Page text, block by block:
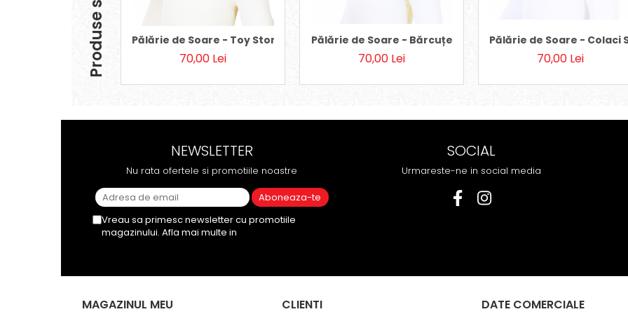
Pălărie de Soare - Toy Story
70,00 Lei
Pălărie de Soare - Bărcuțe
70,00 Lei
Pălărie de Soare - Colaci
70,00 Lei
NEWSLETTER
Nu rata ofertele si promotiile noastre
Vreau sa primesc newsletter cu promotiile
magazinului. Afla mai multe in
SOCIAL
Urmareste-ne in social media
MAGAZINUL MEU CLIENTI DATE COMERCIALE